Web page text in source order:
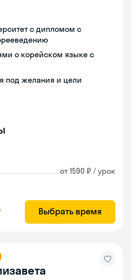
с дипломом с
о корейском языке с
под желания и цели
от 1590 ₽ / урок
Выбрать время